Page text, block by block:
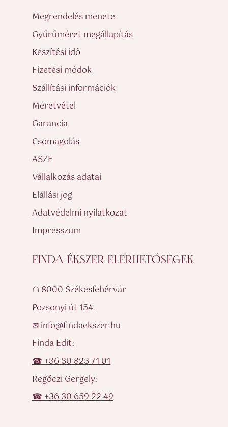
Megrendelés menete
Gyűrűméret megállapítás
Készítési idő
Fizetési módok
Szállítási információk
Méretvétel
Garancia
Csomagolás
ASZF
Vállalkozás adatai
Elállási jog
Adatvédelmi nyilatkozat
Impresszum
FINDA ÉKSZER ELÉRHETŐSÉGEK
☖ 8000 Székesfehérvár
Pozsonyi út 154.
✉ info@findaekszer.hu
Finda Edit:
☎ +36 30 823 71 01
Regőczi Gergely:
☎ +36 30 659 22 49